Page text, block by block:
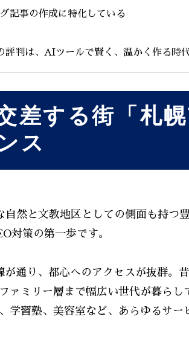
記事の作成に特化している
評判は、AIツールで賢く、温かく作る時
差する街「札幌
ス
然と文教地区としての側面も持つ
対策の第一歩です。
が通り、都心へのアクセスが抜群。
ァミリー層まで幅広い世代が暮らし
学習塾、美容室など、あらゆるサー